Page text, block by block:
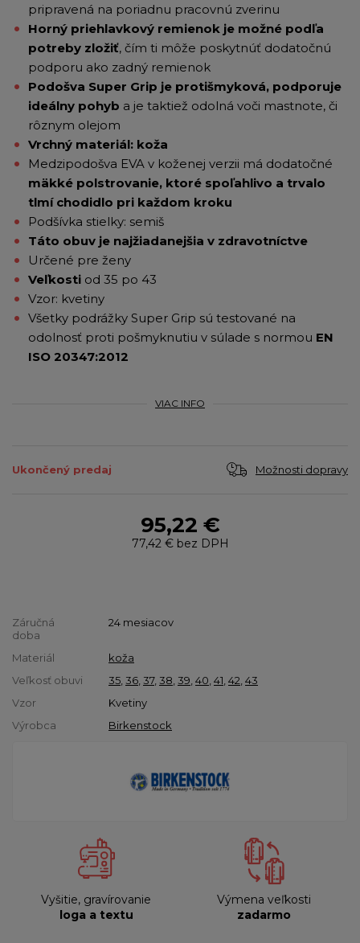
pripravená na poriadnu pracovnú zverinu
Horný priehlavkový remienok je možné podľa
potreby zložiť, čím ti môže poskytnúť dodatočnú
podporu ako zadný remienok
Podošva Super Grip je protišmyková, podporuje
ideálny pohyb a je taktiež odolná voči mastnote, či
rôznym olejom
Vrchný materiál: koža
Medzipodošva EVA v koženej verzii má dodatočné
mäkké polstrovanie, ktoré spoľahlivo a trvalo
tlmí chodidlo pri každom kroku
Podšívka stielky: semiš
Táto obuv je najžiadanejšia v zdravotníctve
Určené pre ženy
Veľkosti od 35 po 43
Vzor: kvetiny
Všetky podrážky Super Grip sú testované na
odolnosť proti pošmyknutiu v súlade s normou EN
ISO 20347:2012
VIAC INFO
Ukončený predaj Možnosti dopravy
95,22 €
77,42 €bez DPH
Záručná
doba
24 mesiacov
Materiál
koža
Veľkosť obuvi
35 36 37, 38 39 40 41 42 43
Vzor
Kvetiny
Výrobca
Birkenstock
Vyšitie, gravírovanie
loga a textu
Výmena veľkosti
zadarmo